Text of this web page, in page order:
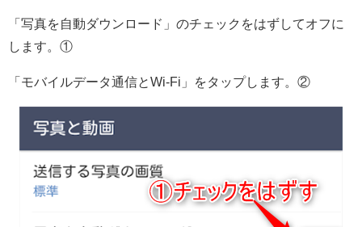
「写真を自動ダウンロード」のチェックをはずしてオフに
します。①
「モバイルデータ通信とWi-Fi」をタップします。②